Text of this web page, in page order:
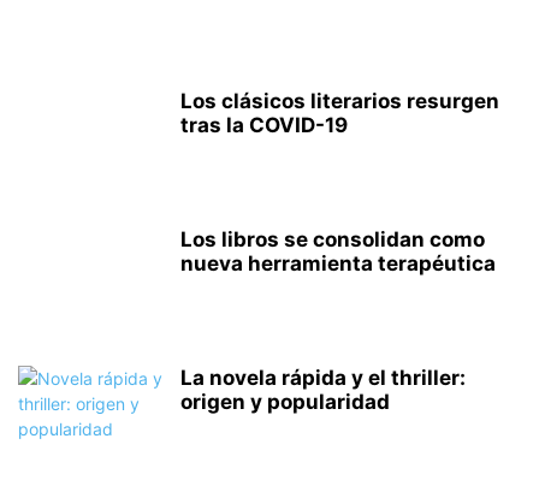
Los clásicos literarios resurgen
tras la COVID-19
Los libros se consolidan como
nueva herramienta terapéutica
La novela rápida y el thriller:
origen y popularidad